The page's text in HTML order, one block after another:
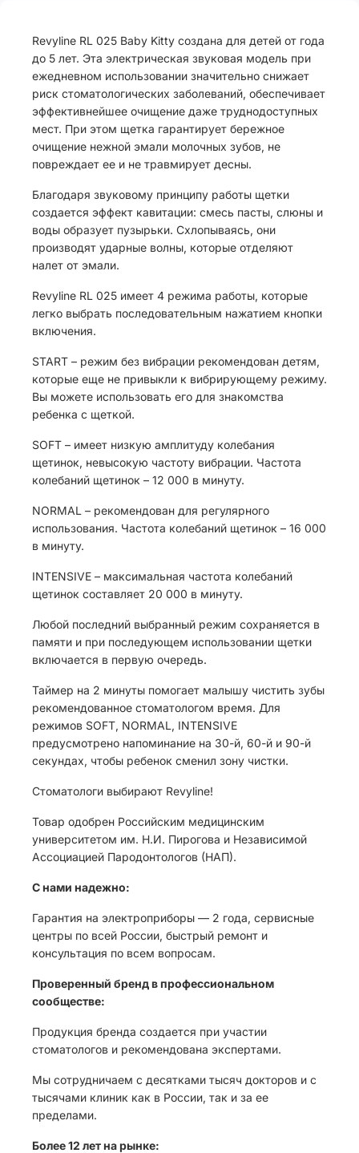
Revyline RL 025 Baby Kitty создана для детей от года
до 5 лет. Эта электрическая звуковая модель при
ежедневном использовании значительно снижает
риск стоматологических заболеваний, обеспечивает
эффективнейшее очищение даже труднодоступных
мест. При этом щетка гарантирует бережное
очищение нежной эмали молочных зубов, не
повреждает ее и не травмирует десны.
Благодаря звуковому принципу работы щетки
создается эффект кавитации: смесь пасты, слюны и
воды образует пузырьки. Схлопываясь, они
производят ударные волны, которые отделяют
налет от эмали.
Revyline RL 025 имеет 4 режима работы, которые
легко выбрать последовательным нажатием кнопки
включения.
START – режим без вибрации рекомендован детям,
которые еще не привыкли к вибрирующему режиму.
Вы можете использовать его для знакомства
ребенка с щеткой.
SOFT – имеет низкую амплитуду колебания
щетинок, невысокую частоту вибрации. Частота
колебаний щетинок – 12 000 в минуту.
NORMAL – рекомендован для регулярного
использования. Частота колебаний щетинок – 16 000
в минуту.
INTENSIVE – максимальная частота колебаний
щетинок составляет 20 000 в минуту.
Любой последний выбранный режим сохраняется в
памяти и при последующем использовании щетки
включается в первую очередь.
Таймер на 2 минуты помогает малышу чистить зубы
рекомендованное стоматологом время. Для
режимов SOFT, NORMAL, INTENSIVE
предусмотрено напоминание на 30-й, 60-й и 90-й
секундах, чтобы ребенок сменил зону чистки.
Стоматологи выбирают Revyline!
Товар одобрен Российским медицинским
университетом им. Н.И. Пирогова и Независимой
Ассоциацией Пародонтологов (НАП).
С нами надежно:
Гарантия на электроприборы — 2 года, сервисные
центры по всей России, быстрый ремонт и
консультация по всем вопросам.
Проверенный бренд в профессиональном
сообществе:
Продукция бренда создается при участии
стоматологов и рекомендована экспертами.
Мы сотрудничаем с десятками тысяч докторов и с
тысячами клиник как в России, так и за ее
пределами.
Более 12 лет на рынке: